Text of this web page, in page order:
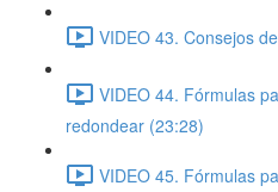
VIDEO 43. Consejos
VIDEO 44. Fórmulas
redondear (23:28)
VIDEO 45. Fórmulas